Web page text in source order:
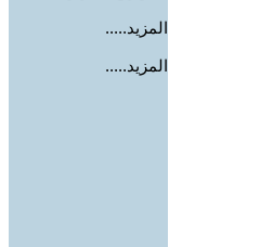
المزيد.....
المزيد.....